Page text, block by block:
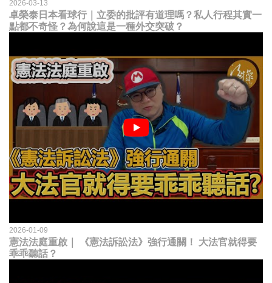
2026-03-13
卓榮泰日本看球行｜立委的批評有道理嗎？私人行程其實一
點都不奇怪？為何說這是一種外交突破？
2026-01-09
憲法法庭重啟｜ 《憲法訴訟法》強行通關！ 大法官就得要
乖乖聽話？